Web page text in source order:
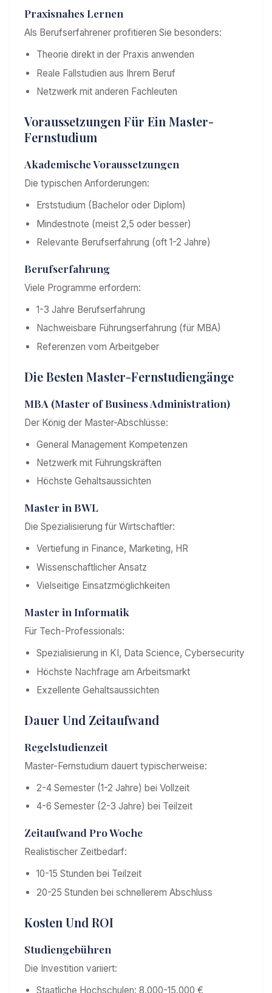
Praxisnahes Lernen
Als Berufserfahrener profitieren Sie besonders:
Theorie direkt in der Praxis anwenden
Reale Fallstudien aus Ihrem Beruf
Netzwerk mit anderen Fachleuten
Voraussetzungen Für Ein Master-
Fernstudium
Akademische Voraussetzungen
Die typischen Anforderungen:
Erststudium (Bachelor oder Diplom)
Mindestnote (meist 2,5 oder besser)
Relevante Berufserfahrung (oft 1-2 Jahre)
Berufserfahrung
Viele Programme erfordern:
1-3 Jahre Berufserfahrung
Nachweisbare Führungserfahrung (für MBA)
Referenzen vom Arbeitgeber
Die Besten Master-Fernstudiengänge
MBA (Master of Business Administration)
Der König der Master-Abschlüsse:
General Management Kompetenzen
Netzwerk mit Führungskräften
Höchste Gehaltsaussichten
Master in BWL
Die Spezialisierung für Wirtschaftler:
Vertiefung in Finance, Marketing, HR
Wissenschaftlicher Ansatz
Vielseitige Einsatzmöglichkeiten
Master in Informatik
Für Tech-Professionals:
Spezialisierung in KI, Data Science, Cybersecurity
Höchste Nachfrage am Arbeitsmarkt
Exzellente Gehaltsaussichten
Dauer Und Zeitaufwand
Regelstudienzeit
Master-Fernstudium dauert typischerweise:
2-4 Semester (1-2 Jahre) bei Vollzeit
4-6 Semester (2-3 Jahre) bei Teilzeit
Zeitaufwand Pro Woche
Realistischer Zeitbedarf:
10-15 Stunden bei Teilzeit
20-25 Stunden bei schnellerem Abschluss
Kosten Und ROI
Studiengebühren
Die Investition variiert:
Staatliche Hochschulen: 8.000-15.000 €